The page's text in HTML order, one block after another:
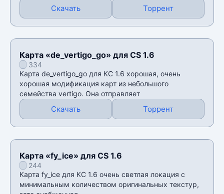
Скачать Торрент
Карта «de_vertigo_go» для CS 1.6
334
Карта de_vertigo_go для КС 1.6 хорошая, очень
хорошая модификация карт из небольшого
семейства vertigo. Она отправляет
Скачать Торрент
Карта «fy_ice» для CS 1.6
244
Карта fy_ice для КС 1.6 очень светлая локация с
минимальным количеством оригинальных текстур,